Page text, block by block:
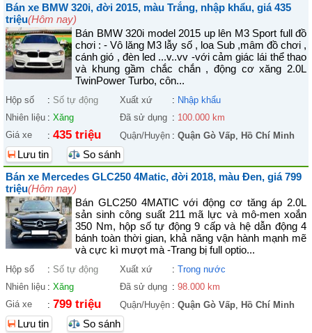
Bán xe BMW 320i, đời 2015, màu Trắng, nhập khẩu, giá 435
triệu(Hôm nay)
Bán BMW 320i model 2015 up lên M3 Sport full đồ
chơi : - Vô lăng M3 lẫy số , loa Sub ,mâm đồ chơi ,
cánh gió , đèn led ...v..vv -với cảm giác lái thể thao
và khung gầm chắc chắn , động cơ xăng 2.0L
TwinPower Turbo, côn...
Hộp số : Số tự động Xuất xứ : Nhập khẩu
Nhiên liệu : Xăng Đã sử dụng : 100.000 km
Giá xe
: 435 triệu Quận/Huyện : Quận Gò Vấp, Hồ Chí Minh
Lưu tin
So sánh
Bán xe Mercedes GLC250 4Matic, đời 2018, màu Đen, giá 799
triệu(Hôm nay)
Bán GLC250 4MATIC với động cơ tăng áp 2.0L
sản sinh công suất 211 mã lực và mô-men xoắn
350 Nm, hộp số tự động 9 cấp và hệ dẫn động 4
bánh toàn thời gian, khả năng vận hành mạnh mẽ
và cực kì mượt mà -Trang bị full optio...
Hộp số : Số tự động Xuất xứ : Trong nước
Nhiên liệu : Xăng Đã sử dụng : 98.000 km
Giá xe
: 799 triệu Quận/Huyện : Quận Gò Vấp, Hồ Chí Minh
Lưu tin
So sánh